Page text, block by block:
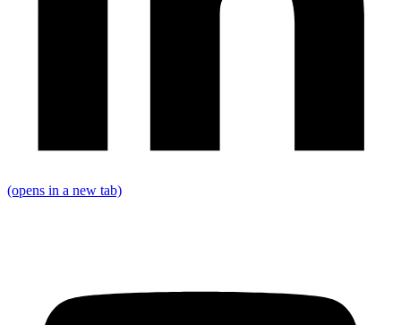
(opens in a new tab)